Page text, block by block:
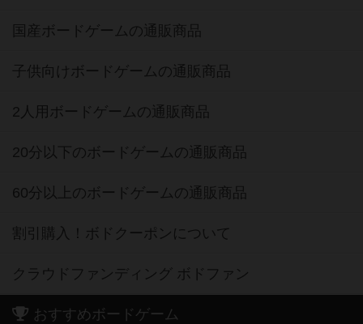
国産ボードゲームの通販商品
子供向けボードゲームの通販商品
2人用ボードゲームの通販商品
20分以下のボードゲームの通販商品
60分以上のボードゲームの通販商品
割引購入！ボドクーポンについて
クラウドファンディング ボドファン
おすすめボードゲーム